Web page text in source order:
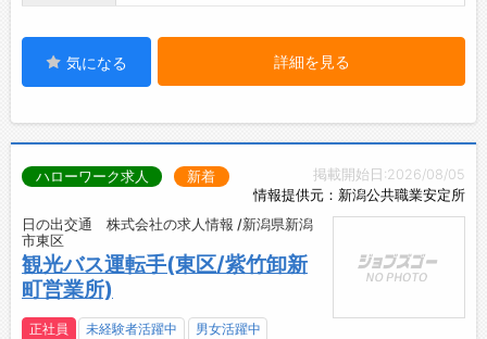
気になる 詳細を見る
掲載開始日:2026/08/05
情報提供元：新潟公共職業安定所
ハローワーク求人 新着
日の出交通 株式会社の求人情報 /新潟県新潟
市東区
観光バス運転手(東区/紫竹卸新
町営業所)
正社員 未経験者活躍中 男女活躍中